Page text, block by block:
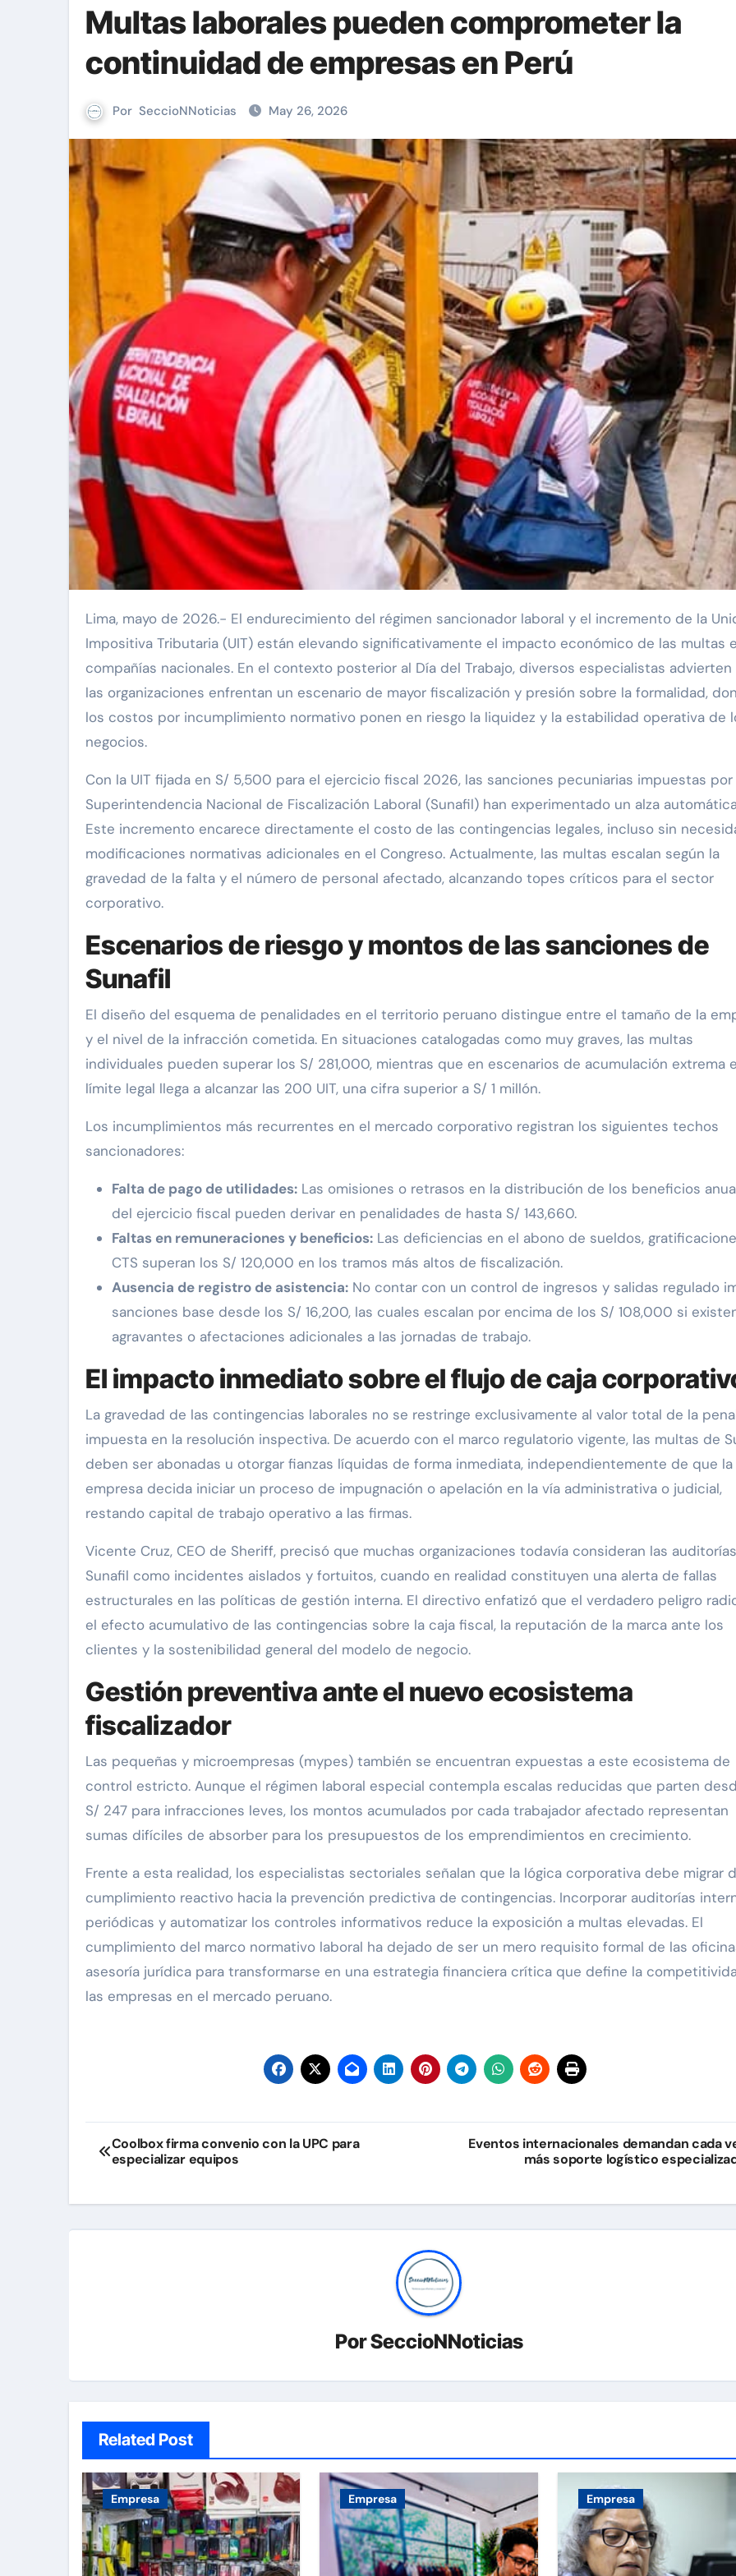
Multas laborales pueden comprometer la
continuidad de empresas en Perú
Por SeccioNNoticias May 26, 2026
Lima, mayo de 2026.- El endurecimiento del régimen sancionador laboral y el incremento de la Unidad
Impositiva Tributaria (UIT) están elevando significativamente el impacto económico de las multas
compañías nacionales. En el contexto posterior al Día del Trabajo, diversos especialistas advierten
las organizaciones enfrentan un escenario de mayor fiscalización y presión sobre la formalidad,
los costos por incumplimiento normativo ponen en riesgo la liquidez y la estabilidad operativa de
negocios.
Con la UIT fijada en S/ 5,500 para el ejercicio fiscal 2026, las sanciones pecuniarias impuestas por
Superintendencia Nacional de Fiscalización Laboral (Sunafil) han experimentado un alza
Este incremento encarece directamente el costo de las contingencias legales, incluso sin
modificaciones normativas adicionales en el Congreso. Actualmente, las multas escalan según la
gravedad de la falta y el número de personal afectado, alcanzando topes críticos para el sector
corporativo.
Escenarios de riesgo y montos de las sanciones de
Sunafil
El diseño del esquema de penalidades en el territorio peruano distingue entre el tamaño de la
y el nivel de la infracción cometida. En situaciones catalogadas como muy graves, las multas
individuales pueden superar los S/ 281,000, mientras que en escenarios de acumulación extrema
límite legal llega a alcanzar las 200 UIT, una cifra superior a S/ 1 millón.
Los incumplimientos más recurrentes en el mercado corporativo registran los siguientes techos
sancionadores:
Falta de pago de utilidades: Las omisiones o retrasos en la distribución de los beneficios
del ejercicio fiscal pueden derivar en penalidades de hasta S/ 143,660.
Faltas en remuneraciones y beneficios: Las deficiencias en el abono de sueldos,
CTS superan los S/ 120,000 en los tramos más altos de fiscalización.
Ausencia de registro de asistencia: No contar con un control de ingresos y salidas regulado
sanciones base desde los S/ 16,200, las cuales escalan por encima de los S/ 108,000 si
agravantes o afectaciones adicionales a las jornadas de trabajo.
El impacto inmediato sobre el flujo de caja
La gravedad de las contingencias laborales no se restringe exclusivamente al valor total de la
impuesta en la resolución inspectiva. De acuerdo con el marco regulatorio vigente, las multas de
deben ser abonadas u otorgar fianzas líquidas de forma inmediata, independientemente de que la
empresa decida iniciar un proceso de impugnación o apelación en la vía administrativa o judicial,
restando capital de trabajo operativo a las firmas.
Vicente Cruz, CEO de Sheriff, precisó que muchas organizaciones todavía consideran las
Sunafil como incidentes aislados y fortuitos, cuando en realidad constituyen una alerta de fallas
estructurales en las políticas de gestión interna. El directivo enfatizó que el verdadero peligro
el efecto acumulativo de las contingencias sobre la caja fiscal, la reputación de la marca ante los
clientes y la sostenibilidad general del modelo de negocio.
Gestión preventiva ante el nuevo ecosistema
fiscalizador
Las pequeñas y microempresas (mypes) también se encuentran expuestas a este ecosistema de
control estricto. Aunque el régimen laboral especial contempla escalas reducidas que parten
S/ 247 para infracciones leves, los montos acumulados por cada trabajador afectado representan
sumas difíciles de absorber para los presupuestos de los emprendimientos en crecimiento.
Frente a esta realidad, los especialistas sectoriales señalan que la lógica corporativa debe migrar
cumplimiento reactivo hacia la prevención predictiva de contingencias. Incorporar auditorías
periódicas y automatizar los controles informativos reduce la exposición a multas elevadas. El
cumplimiento del marco normativo laboral ha dejado de ser un mero requisito formal de las
asesoría jurídica para transformarse en una estrategia financiera crítica que define la
las empresas en el mercado peruano.
Navegación
de
entradas
Coolbox firma convenio con la UPC para
especializar equipos
Eventos internacionales demandan cada
más soporte logístico
PorSeccioNNoticias
Related Post
Empresa Empresa Empresa